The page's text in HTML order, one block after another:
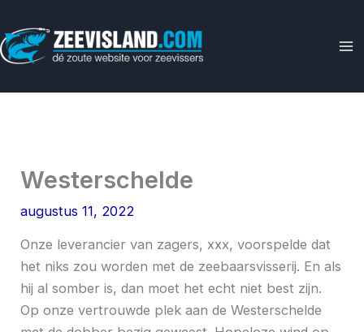
naar
de
Westerschelde
augustus 11, 2022
Onze leverancier van zagers, xxx, voorspelde dat
het niks zou worden met de zeebaarsvisserij. En als
hij al somber is, dan moet het echt niet best zijn.
Op onze vertrouwde plek aan de Westerschelde